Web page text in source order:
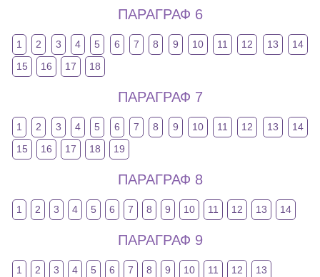
ПАРАГРАФ 6
1 2 3 4 5 6 7 8 9 10 11 12 13
14
15
16 17 18
ПАРАГРАФ 7
1 2 3 4 5 6 7 8 9 10 11 12 13
14
15
16 17 18 19
ПАРАГРАФ 8
1 2 3 4 5 6 7 8 9 10 11 12 13 14
ПАРАГРАФ 9
1 2 3 4 5 6 7 8 9 10 11 12 13